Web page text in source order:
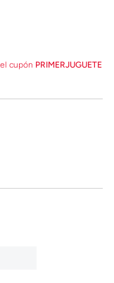
cupón PRIMERJUGUETE